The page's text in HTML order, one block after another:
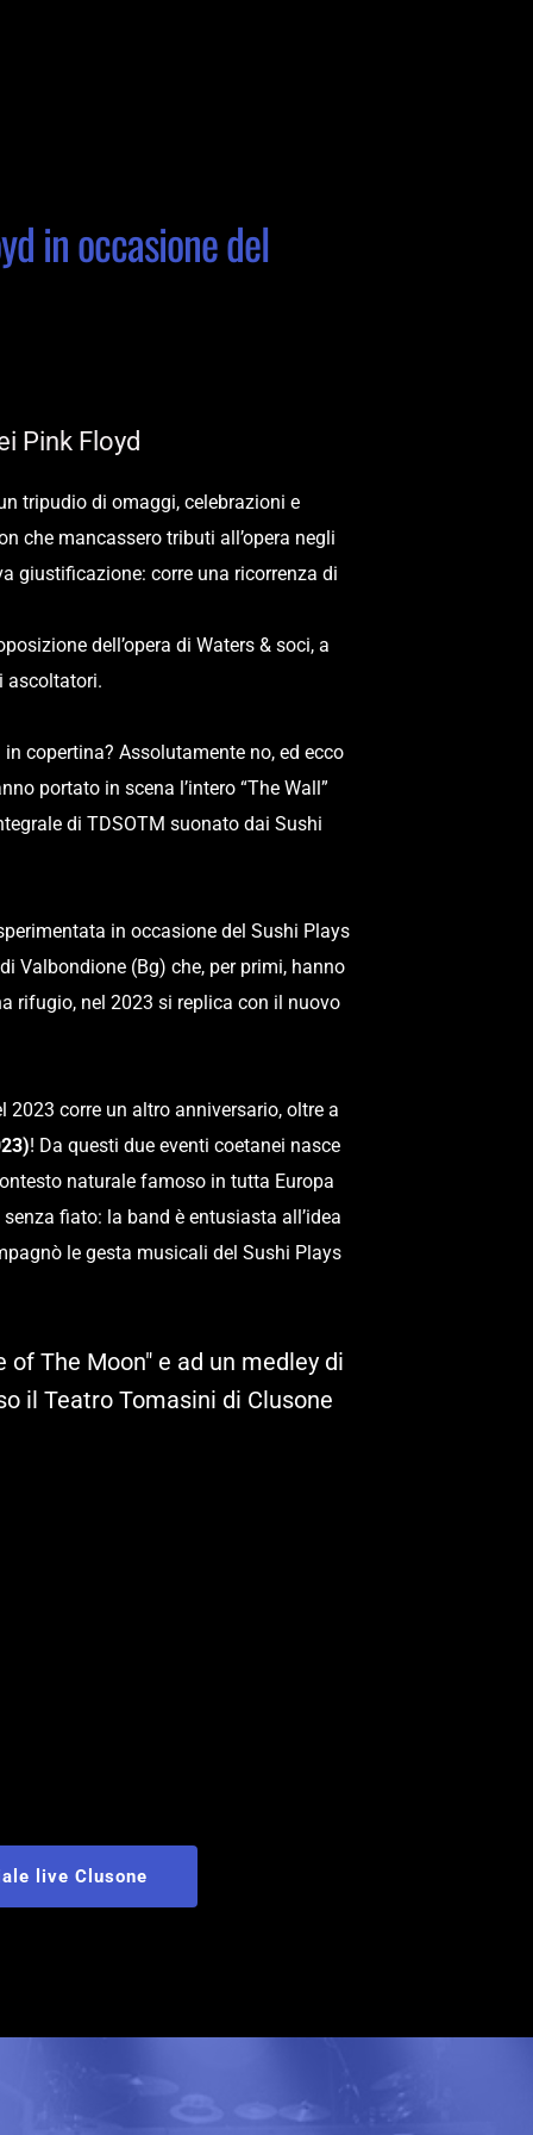
in occasione del
Pink Floyd
tripudio di omaggi, celebrazioni e
che mancassero tributi all’opera negli
giustificazione: corre una ricorrenza di
dell’opera di Waters & soci, a
ascoltatori.
copertina? Assolutamente no, ed ecco
portato in scena l’intero “The Wall”
di TDSOTM suonato dai Sushi
in occasione del Sushi Plays
Valbondione (Bg) che, per primi, hanno
rifugio, nel 2023 si replica con il nuovo
corre un altro anniversario, oltre a
! Da questi due eventi coetanei nasce
naturale famoso in tutta Europa
fiato: la band è entusiasta all’idea
le gesta musicali del Sushi Plays
The Moon" e ad un medley di
il Teatro Tomasini di Clusone
live Clusone